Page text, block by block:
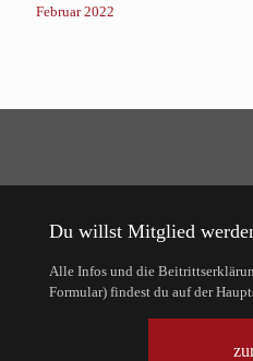
Februar 2022
Du willst Mitglied
Alle Infos und die
Formular) findest du auf der